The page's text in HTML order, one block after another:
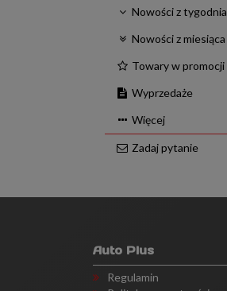
Nowości z tygodnia
Nowości z miesiąca
Towary w promocji
Wyprzedaże
Więcej
Zadaj pytanie
Auto Plus
Regulamin